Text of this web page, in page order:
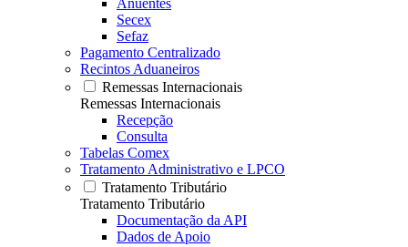
Anuentes
Secex
Sefaz
Pagamento Centralizado
Recintos Aduaneiros
Remessas Internacionais
Remessas Internacionais
Recepção
Consulta
Tabelas Comex
Tratamento Administrativo e LPCO
Tratamento Tributário
Tratamento Tributário
Documentação da API
Dados de Apoio